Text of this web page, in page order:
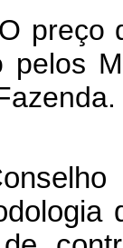
preço
pelos
da